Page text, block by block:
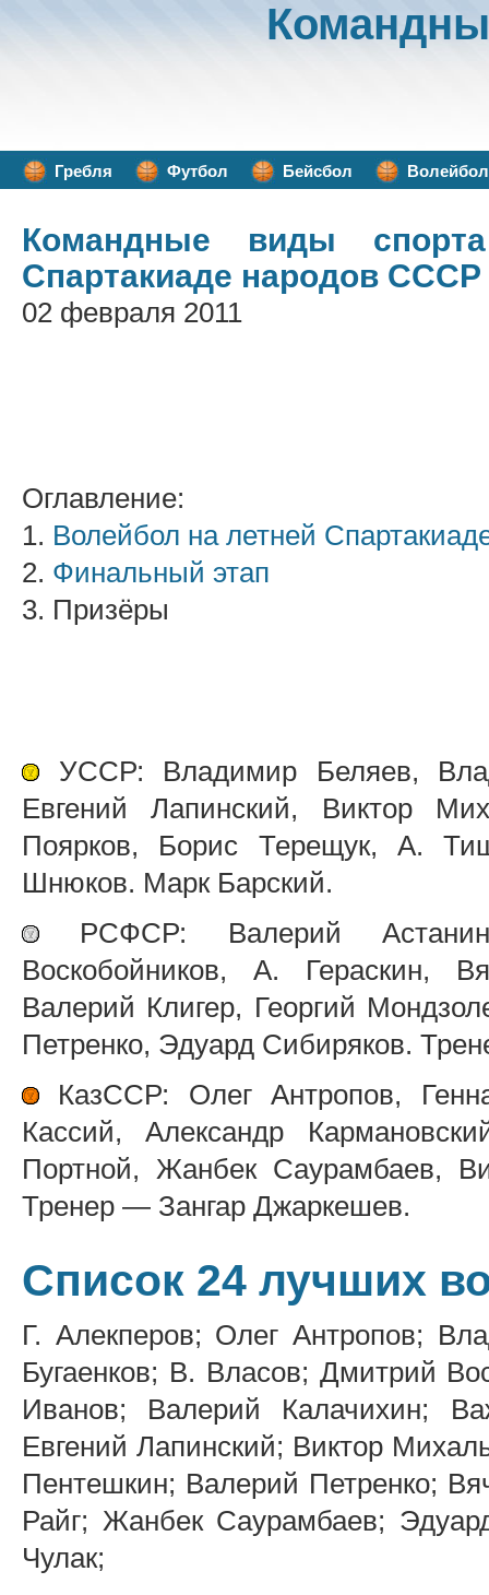
Гребля Футбол Бейсбол Волейбол
Командные виды спорта
Спартакиаде народов
02 февраля 2011
Оглавление:
1. Волейбол на летней
2. Финальный этап
3. Призёры
УССР: Владимир Беляев,
Евгений Лапинский, Виктор
Поярков, Борис Терещук, А.
Шнюков. Марк Барский.
РСФСР: Валерий
Воскобойников, А. Гераскин,
Валерий Клигер, Георгий
Петренко, Эдуард Сибиряков.
КазССР: Олег Антропов,
Кассий, Александр
Портной, Жанбек Саурамбаев,
Тренер — Зангар Джаркешев.
Список 24 лучших
Г. Алекперов; Олег Антропов;
Бугаенков; В. Власов; Дмитрий
Иванов; Валерий Калачихин;
Евгений Лапинский; Виктор
Пентешкин; Валерий Петренко;
Райг; Жанбек Саурамбаев;
Чулак;